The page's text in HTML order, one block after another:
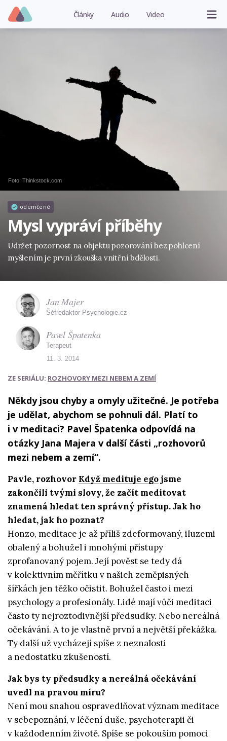
Články Audio Video
Foto: Thinkstock.com
odemčené
Mysl vypráví příběhy
Udržet pozornost na objektu pozorování bez pohlcení
myšlením je první zkouška vnitřní bdělosti.
ZE SERIÁLU: ROZHOVORY MEZI NEBEM A ZEMÍ
Někdy jsou chyby a omyly užitečné. Je potřeba
je udělat, abychom se pohnuli dál. Platí to
i v meditaci? Pavel Špatenka odpovídá na
otázky Jana Majera v další části „rozhovorů
mezi nebem a zemí“.
Pavle, rozhovor Když medituje egojsme
zakončili tvými slovy, že začít meditovat
znamená hledat ten správný přístup. Jak ho
hledat, jak ho poznat?
Honzo, meditace je až příliš zdeformovaný, iluzemi
obalený a bohužel i mnohými přístupy
zprofanovaný pojem. Její pověst se tedy dá
v kolektivním měřítku v našich zeměpisných
šířkách jen těžko očistit. Bohužel často i mezi
psychology a profesionály. Lidé mají vůči meditaci
často ty nejroztodivnější předsudky. Nebo nereálná
očekávání. A to je vlastně první a největší překážka.
Ty další už vycházejí spíše z neznalosti
a nedostatku zkušeností.
Jak bys ty předsudky a nereálná očekávání
uvedl na pravou míru?
Není mou snahou ospravedlňovat význam meditace
v sebepoznání, v léčení duše, psychoterapii či
v každodenním životě. Spíše se pokouším pomoci
Jan Majer
Šéfredaktor Psychologie.cz
Pavel Špatenka
Terapeut
11. 3. 2014